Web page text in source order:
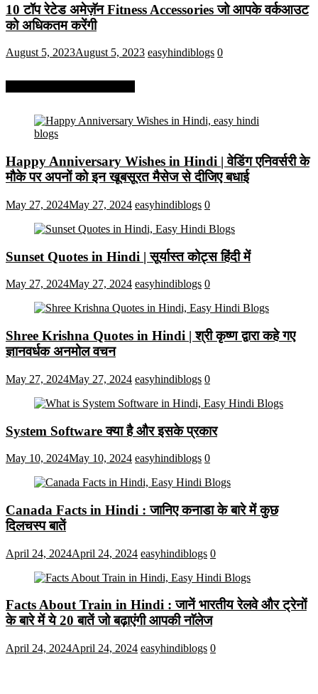
10 टॉप रेटेड अमेज़ॅन Fitness Accessories जो आपके वर्कआउट
को अधिकतम करेंगी
August 5, 2023August 5, 2023 easyhindiblogs 0
Happy Anniversary Wishes in Hindi | वेडिंग एनिवर्सरी के
मौके पर अपनों को इन खूबसूरत मैसेज से दीजिए बधाई
May 27, 2024May 27, 2024 easyhindiblogs 0
Sunset Quotes in Hindi | सूर्यास्त कोट्स हिंदी में
May 27, 2024May 27, 2024 easyhindiblogs 0
Shree Krishna Quotes in Hindi | श्री कृष्ण द्वारा कहे गए
ज्ञानवर्धक अनमोल वचन
May 27, 2024May 27, 2024 easyhindiblogs 0
System Software क्या है और इसके प्रकार
May 10, 2024May 10, 2024 easyhindiblogs 0
Canada Facts in Hindi : जानिए कनाडा के बारे में कुछ
दिलचस्प बातें
April 24, 2024April 24, 2024 easyhindiblogs 0
Facts About Train in Hindi : जानें भारतीय रेलवे और ट्रेनों
के बारे में ये 20 बातें जो बढ़ाएंगी आपकी नाॅलेज
April 24, 2024April 24, 2024 easyhindiblogs 0